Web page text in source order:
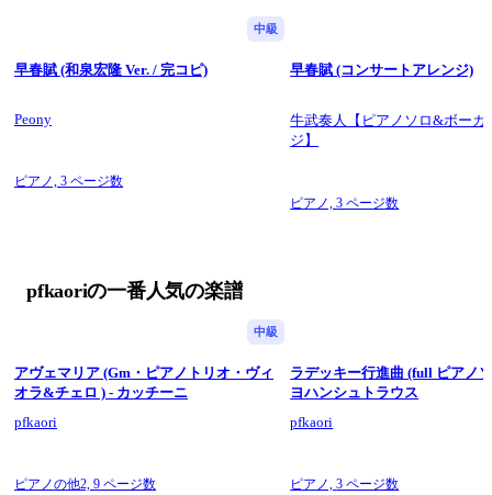
中級
早春賦 (和泉宏隆 Ver. / 完コピ)
Peony
ピアノ, 3 ページ数
早春賦 (コンサートアレンジ)
牛武奏人【ピアノソロ&ボーカ
ジ】
ピアノ,3 ページ数
pfkaoriの一番人気の楽譜
中級
アヴェマリア (Gm・ピアノトリオ・ヴィ
オラ&チェロ ) - カッチーニ
pfkaori
ピアノの他2, 9 ページ数
ラデッキー行進曲 (full ピアノ
ヨハンシュトラウス
pfkaori
ピアノ,3 ページ数